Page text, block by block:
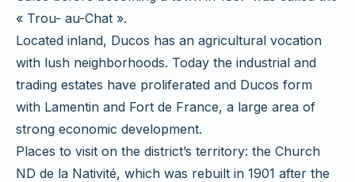
« Trou- au-Chat ».
Located inland, Ducos has an agricultural vocation
with lush neighborhoods. Today the industrial and
trading estates have proliferated and Ducos form
with Lamentin and Fort de France, a large area of
strong economic development.
Places to visit on the district’s territory: the Church
ND de la Nativité, which was rebuilt in 1901 after the